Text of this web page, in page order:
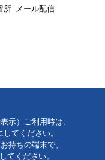
所 メール配信
示）ご利用時は、
てください。
持ちの端末で、
てください。